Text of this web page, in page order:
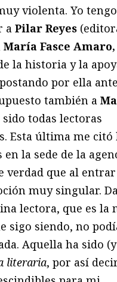
violenta. Yo
a Pilar Reyes
María Fasce Amaro,
la historia y la
por ella
también a
sido todas lectoras
Esta última me citó
en la sede de la
verdad que al
muy singular.
lectora, que es la
sigo siendo, no
Aquella ha sido
literaria, por así